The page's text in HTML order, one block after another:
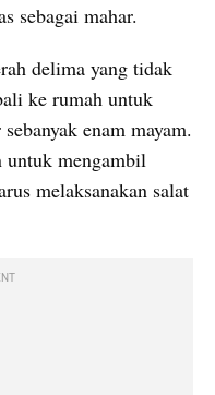
sebagai mahar.
delima yang tidak
ke rumah untuk
enam mayam.
untuk mengambil
melaksanakan salat